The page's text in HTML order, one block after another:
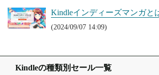
Kindleインディーズマンガと
(2024/09/07 14:09)
Kindleの種類別セール一覧